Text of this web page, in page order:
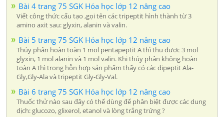
Bài 4 trang 75 SGK Hóa học lớp 12 nâng cao
Viết công thức cấu tạo ,gọi tên các tripeptit hình thành từ 3
amino axit sau: glyxin, alanin và valin.
Bài 5 trang 75 SGK Hóa học lớp 12 nâng cao
Thủy phân hoàn toàn 1 mol pentapeptit A thì thu được 3 mol
glyxin, 1 mol alanin và 1 mol valin. Khi thủy phân không hoàn
toàn A thì trong hỗn hợp sản phẩm thấy có các đipeptit Ala-
Gly,Gly-Ala và tripeptit Gly-Gly-Val.
Bài 6 trang 75 SGK Hóa học lớp 12 nâng cao
Thuốc thử nào sau đây có thể dùng để phân biệt được các dung
dịch: glucozo, glixerol, etanol và lòng trắng trứng ?